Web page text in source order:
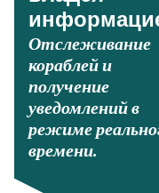
Отслеживание
кораблей и
получение
уведомлений в
режиме
времени.